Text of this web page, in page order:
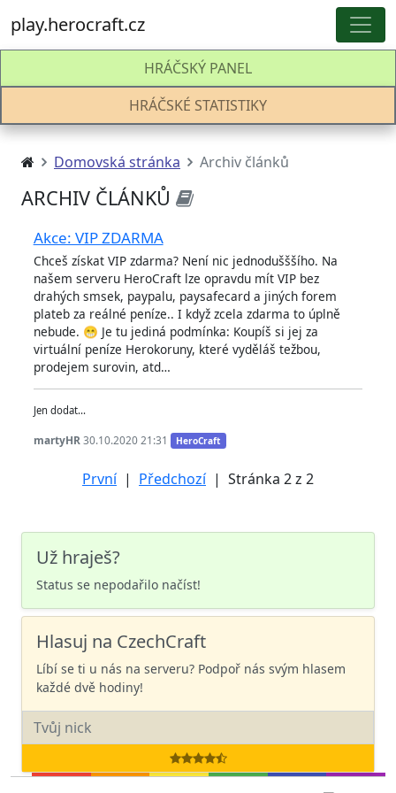
play.herocraft.cz
HRÁČSKÝ PANEL
HRÁČSKÉ STATISTIKY
Už hraješ?
Status se nepodařilo načíst!
Hlasuj na CzechCraft
Líbí se ti u nás na serveru? Podpoř nás svým hlasem
každé dvě hodiny!
Domovská stránka Archiv článků
ARCHIV ČLÁNKŮ
Akce: VIP ZDARMA
Chceš získat VIP zdarma? Není nic jednodušššího. Na
našem serveru HeroCraft lze opravdu mít VIP bez
drahých smsek, paypalu, paysafecard a jiných forem
plateb za reálné peníze.. I když zcela zdarma to
nebude. 😁 Je tu jediná podmínka: Koupíš si jej za
virtuální peníze Herokoruny, které vyděláš težbou,
prodejem surovin, atd…
Jen dodat...První| Předchozí| Stránka 2 z 2